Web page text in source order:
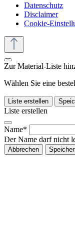
Datenschutz
Disclaimer
Cookie-
Zur Material-Liste
Wählen Sie eine
Liste erstellen
Liste erstellen
Name*
Der Name darf nicht
Abbrechen